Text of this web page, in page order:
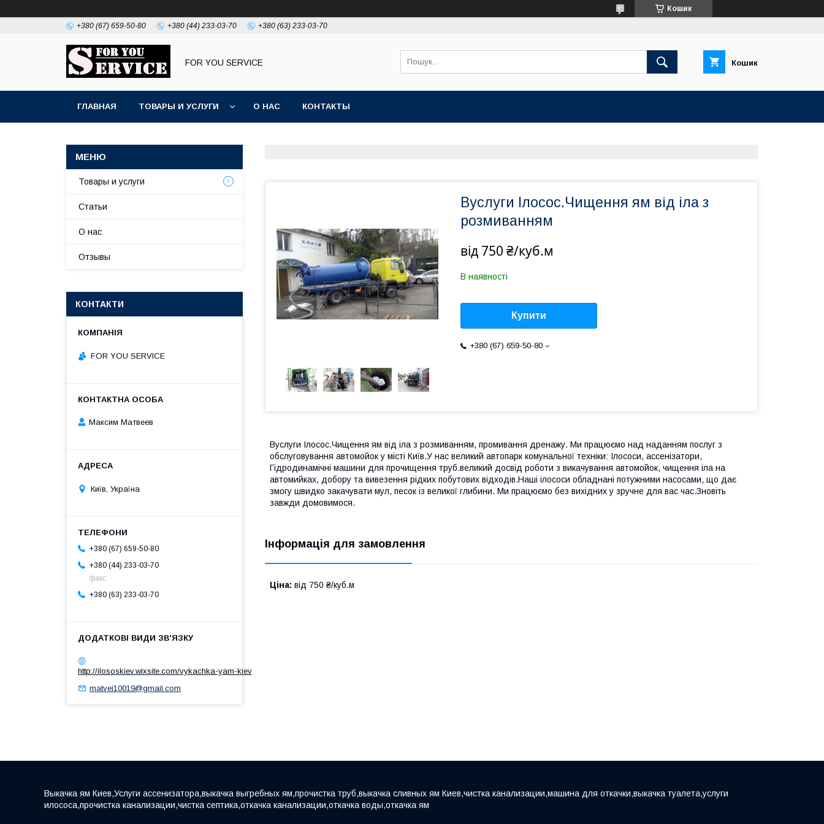
Кошик
+380 (67) 659-50-80 +380 (44) 233-03-70 +380 (63) 233-03-70
FOR YOU SERVICE Кошик
ГЛАВНАЯ ТОВАРЫ И УСЛУГИ О НАС КОНТАКТЫ
Вуслуги Ілосос.Чищення ям від іла з
розмиванням
від 750 ₴/куб.м
В наявності
Купити
+380 (67) 659-50-80
Вуслуги Ілосос.Чищення ям від іла з розмиванням, промивання дренажу. Ми працюємо над наданням послуг з
обслуговування автомойок у місті Київ.У нас великий автопарк комунальної техніки: Ілососи, ассенізатори,
Гідродинамічні машини для прочищення труб.великий досвід роботи з викачування автомойок, чищення іла на
автомийках, добору та вивезення рідких побутових відходів.Наші ілососи обладнані потужними насосами, що дає
змогу швидко закачувати мул, песок із великої глибини. Ми працюємо без вихідних у зручне для вас час.Зновіть
завжди домовимося.
Інформація для замовлення
Ціна: від 750 ₴/куб.м
Товары и услуги
Статьи
О нас
Отзывы
КОНТАКТИ
FOR YOU SERVICE
Максим Матвеев
Київ, Україна
+380 (67) 659-50-80
+380 (44) 233-03-70
факс
+380 (63) 233-03-70
http://ilososkiev.wixsite.com/vykachka-yam-kiev
matvei10019@gmail.com
Выкачка ям Киев,Услуги ассенизатора,выкачка выгребных ям,прочистка труб,выкачка сливных ям Киев,чистка канализации,машина для откачки,выкачка туалета,услуги
илососа,прочистка канализации,чистка септика,откачка канализации,откачка воды,откачка ям